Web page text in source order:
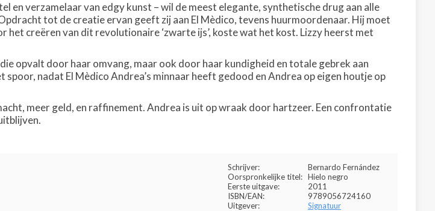
en verzamelaar van edgy kunst – wil de meest elegante, synthetische drug aan alle
tot de creatie ervan geeft zij aan El Mèdico, tevens huurmoordenaar. Hij moet
het creëren van dit revolutionaire ‘zwarte ijs’, koste wat het kost. Lizzy heerst met
opvalt door haar omvang, maar ook door haar kundigheid en totale gebrek aan
nadat El Mèdico Andrea’s minnaar heeft gedood en Andrea op eigen houtje op
meer geld, en raffinement. Andrea is uit op wraak door hartzeer. Een confrontatie
Schrijver:
Bernardo Fernández
Oorspronkelijke titel: Hielo negro
Eerste uitgave:
2011
ISBN/EAN:
9789056724160
Uitgever:
Signatuur